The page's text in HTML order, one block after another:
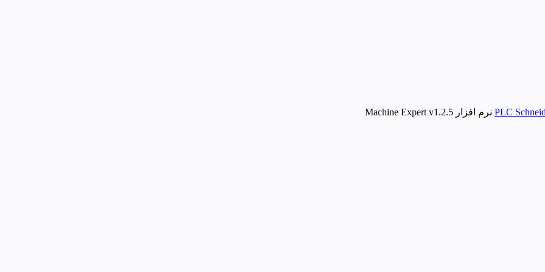
نرم افزار Machine Expert v1.2.5